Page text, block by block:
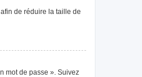
de réduire la taille de
mot de passe ». Suivez